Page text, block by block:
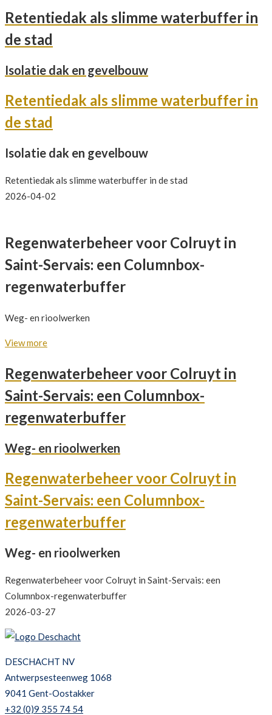
Retentiedak als slimme waterbuffer in
de stad
Isolatie dak en gevelbouw
Retentiedak als slimme waterbuffer in
de stad
Isolatie dak en gevelbouw
Retentiedak als slimme waterbuffer in de stad
2026-04-02
Regenwaterbeheer voor Colruyt in
Saint-Servais: een Columnbox-
regenwaterbuffer
Weg- en rioolwerken
View more
Regenwaterbeheer voor Colruyt in
Saint-Servais: een Columnbox-
regenwaterbuffer
Weg- en rioolwerken
Regenwaterbeheer voor Colruyt in
Saint-Servais: een Columnbox-
regenwaterbuffer
Weg- en rioolwerken
Regenwaterbeheer voor Colruyt in Saint-Servais: een
Columnbox-regenwaterbuffer
2026-03-27
DESCHACHT NV
Antwerpsesteenweg 1068
9041 Gent-Oostakker
+32 (0)9 355 74 54